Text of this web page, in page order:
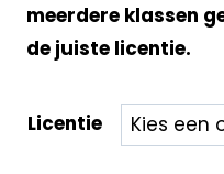
meerdere klassen
de juiste licentie.
Licentie